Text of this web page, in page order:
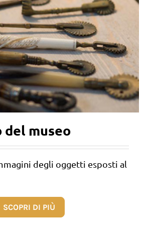
del museo
degli oggetti esposti al
SCOPRI DI PIÙ